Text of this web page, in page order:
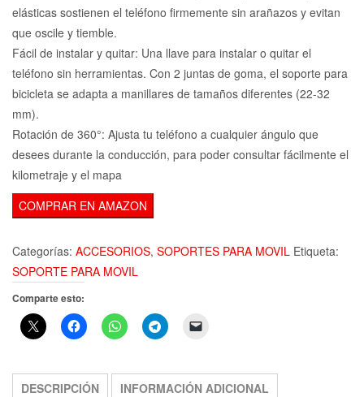
elásticas sostienen el teléfono firmemente sin arañazos y evitan
que oscile y tiemble.
Fácil de instalar y quitar: Una llave para instalar o quitar el
teléfono sin herramientas. Con 2 juntas de goma, el soporte para
bicicleta se adapta a manillares de tamaños diferentes (22-32
mm).
Rotación de 360°: Ajusta tu teléfono a cualquier ángulo que
desees durante la conducción, para poder consultar fácilmente el
kilometraje y el mapa
COMPRAR EN AMAZON
Categorías: ACCESORIOS, SOPORTES PARA MOVIL Etiqueta:
SOPORTE PARA MOVIL
Comparte esto:
DESCRIPCIÓN INFORMACIÓN ADICIONAL